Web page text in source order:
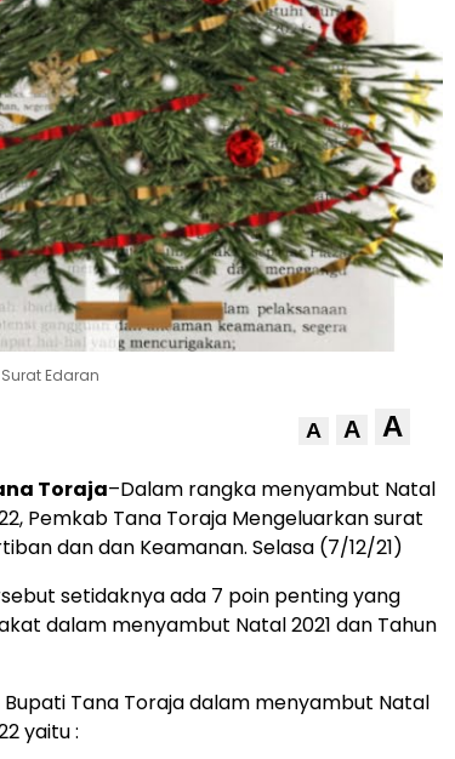
Edaran
A A A
Toraja–Dalam rangka menyambut Natal
Pemkab Tana Toraja Mengeluarkan surat
dan dan Keamanan. Selasa (7/12/21)
setidaknya ada 7 poin penting yang
dalam menyambut Natal 2021 dan Tahun
Tana Toraja dalam menyambut Natal
yaitu :